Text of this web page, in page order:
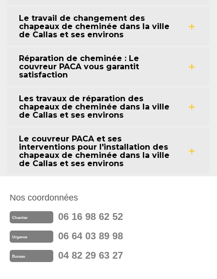
Le travail de changement des
chapeaux de cheminée dans la ville
de Callas et ses environs
Réparation de cheminée : Le
couvreur PACA vous garantit
satisfaction
Les travaux de réparation des
chapeaux de cheminée dans la ville
de Callas et ses environs
Le couvreur PACA et ses
interventions pour l'installation des
chapeaux de cheminée dans la ville
de Callas et ses environs
Nos coordonnées
Chantier 06 16 98 62 52
Urgence 06 64 03 89 98
Bureau 04 82 29 63 27